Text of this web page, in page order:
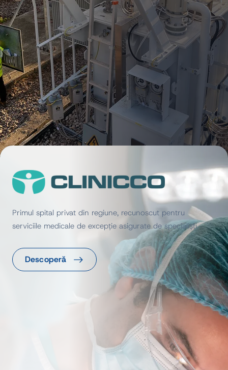
Primul spital privat din regiune, recunoscut pentru
serviciile medicale de excepție asigurate de specialiști.
Descoperă